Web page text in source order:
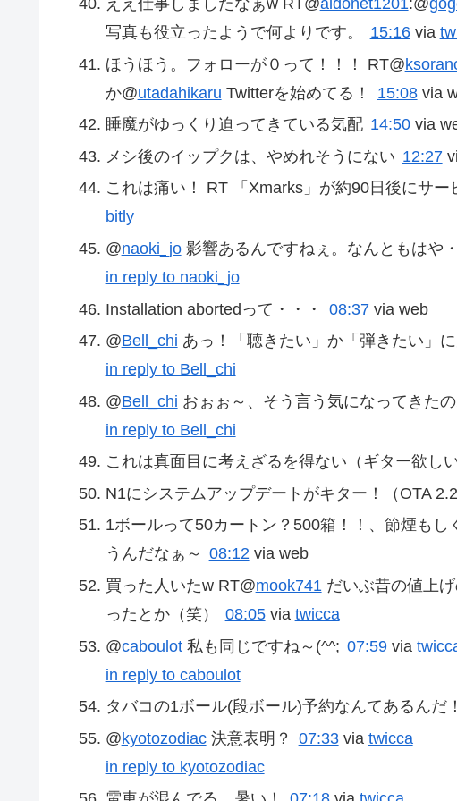
写真も役立ったようで何よりです。
15:16 via
ほうほう。フォローが０って！！！ RT@
か@utadahikaru Twitterを始めてる！ 15:08 via
睡魔がゆっくり迫ってきている気配 14:50 via
メシ後のイップクは、やめれそうにない 12:27
これは痛い！ RT 「Xmarks」が約90日後にサー
bitly
@naoki_jo影響あるんですねぇ。なんともはや
in reply to naoki_jo
Installation abortedって・・・
08:37 via web
@Bell_chi あっ！「聴きたい」か「弾きたい」に
in reply to Bell_chi
@Bell_chi おぉぉ～、そう言う気になってきた
in reply to Bell_chi
これは真面目に考えざるを得ない（ギター欲しい
N1にシステムアップデートがキター！（OTA
1ボールって50カートン？500箱！！、節煙も
うんだなぁ～ 08:12 via web
買った人いたw RT@mook741だいぶ昔の値上
ったとか（笑）
08:05 via twicca
@caboulot私も同じですね～(^^; 07:59 via
in reply to caboulot
タバコの1ボール(段ボール)予約なんてあるんだ
@kyotozodiac決意表明？ 07:33 via twicca
in reply to kyotozodiac